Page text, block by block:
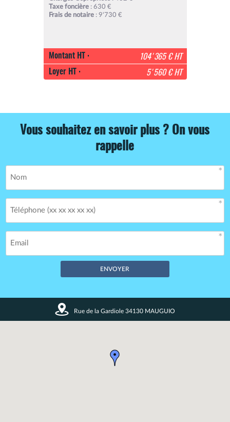
Taxe foncière: 630 €
Frais de notaire: 9'730 €
Montant HT :
104'365 € HT
Loyer HT :
5'560 € HT
Vous souhaitez en savoir plus ? On vous
rappelle
Champs obligatoires *
Vos données restent confidentielles. Enregistrement CNIL
Rue de la Gardiole 34130 MAUGUIO